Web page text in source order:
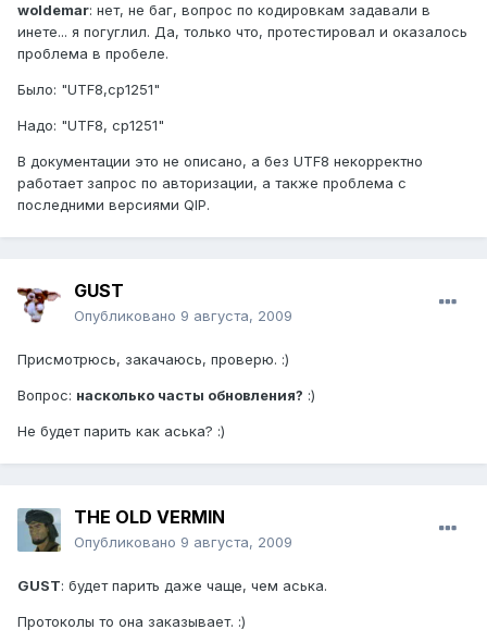
woldemar: нет, не баг, вопрос по кодировкам задавали в
инете... я погуглил. Да, только что, протестировал и оказалось
проблема в пробеле.
Было: "UTF8,cp1251"
Надо: "UTF8, cp1251"
В документации это не описано, а без UTF8 некорректно
работает запрос по авторизации, а также проблема с
последними версиями QIP.
GUST
Опубликовано 9 августа, 2009
Присмотрюсь, закачаюсь, проверю. :)
Вопрос: насколько часты обновления? :)
Не будет парить как аська? :)
THE OLD VERMIN
Опубликовано 9 августа, 2009
GUST: будет парить даже чаще, чем аська.
Протоколы то она заказывает. :)